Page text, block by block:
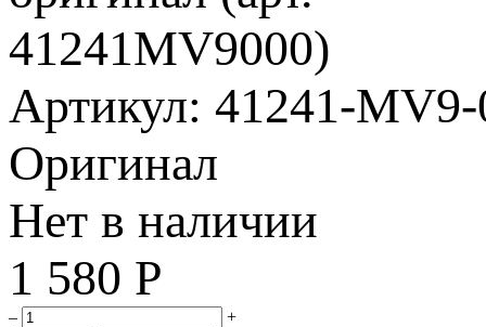
Артикул: 41241-
Оригинал
Нет в наличии
1 580 Р
– +